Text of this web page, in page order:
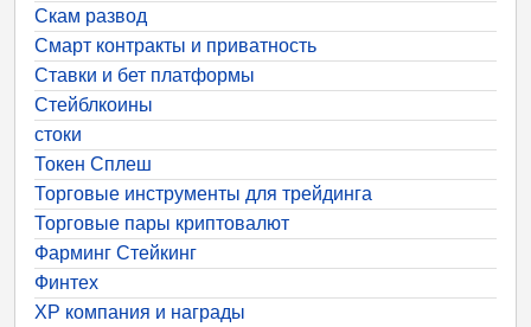
Скам развод
Смарт контракты и приватность
Ставки и бет платформы
Стейблкоины
стоки
Токен Сплеш
Торговые инструменты для трейдинга
Торговые пары криптовалют
Фарминг Стейкинг
Финтех
ХР компания и награды